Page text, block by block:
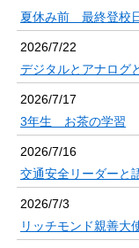
夏休み前 最終登校
2026/7/22
デジタルとアナログ
2026/7/17
3年生 お茶の学習
2026/7/16
交通安全リーダーと
2026/7/3
リッチモンド親善大